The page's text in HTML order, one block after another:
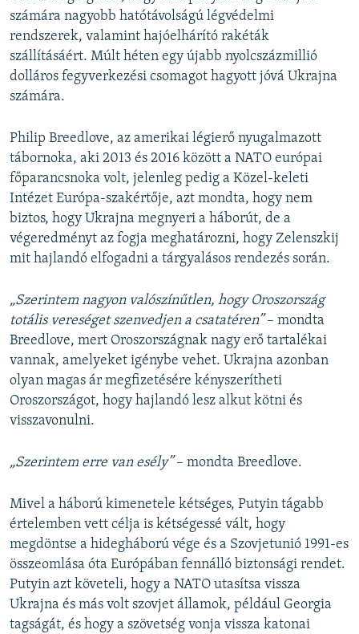
számára nagyobb hatótávolságú légvédelmi
rendszerek, valamint hajóelhárító rakéták
szállításáért. Múlt héten egy újabb nyolcszázmillió
dolláros fegyverkezési csomagot hagyott jóvá Ukrajna
számára.
Philip Breedlove, az amerikai légierő nyugalmazott
tábornoka, aki 2013 és 2016 között a NATO európai
főparancsnoka volt, jelenleg pedig a Közel-keleti
Intézet Európa-szakértője, azt mondta, hogy nem
biztos, hogy Ukrajna megnyeri a háborút, de a
végeredményt az fogja meghatározni, hogy Zelenszkij
mit hajlandó elfogadni a tárgyalásos rendezés során.
„Szerintem nagyon valószínűtlen, hogy Oroszország
totális vereséget szenvedjen a csatatéren”– mondta
Breedlove, mert Oroszországnak nagy erő tartalékai
vannak, amelyeket igénybe vehet. Ukrajna azonban
olyan magas ár megfizetésére kényszerítheti
Oroszországot, hogy hajlandó lesz alkut kötni és
visszavonulni.
„Szerintem erre van esély”– mondta Breedlove.
Mivel a háború kimenetele kétséges, Putyin tágabb
értelemben vett célja is kétségessé vált, hogy
megdöntse a hidegháború vége és a Szovjetunió 1991-es
összeomlása óta Európában fennálló biztonsági rendet.
Putyin azt követeli, hogy a NATO utasítsa vissza
Ukrajna és más volt szovjet államok, például Georgia
tagságát, és hogy a szövetség vonja vissza katonai